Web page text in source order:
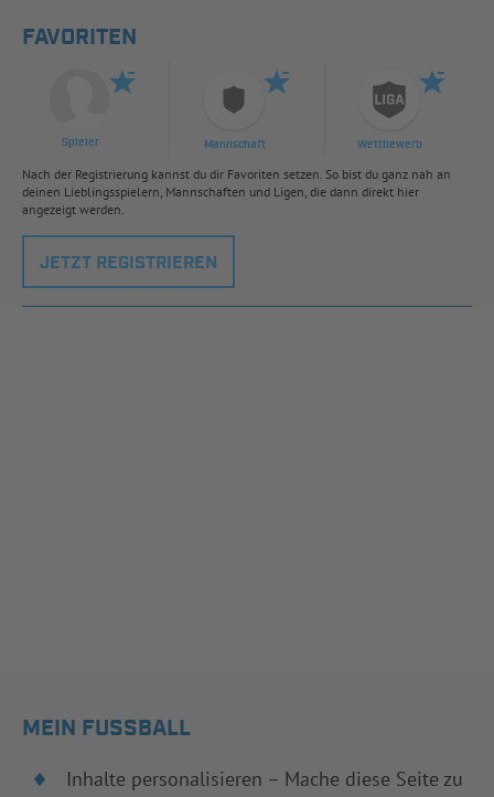
FAVORITEN
Spieler Mannschaft Wettbewerb
Nach der Registrierung kannst du dir Favoriten setzen. So bist du ganz nah an
deinen Lieblingsspielern, Mannschaften und Ligen, die dann direkt hier
angezeigt werden.
JETZT REGISTRIEREN
MEIN FUSSBALL
Inhalte personalisieren – Mache diese Seite zu